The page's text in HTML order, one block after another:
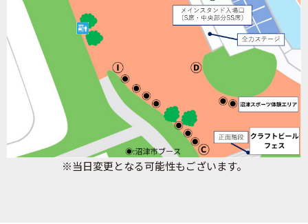
※当日変更となる可能性もございます。